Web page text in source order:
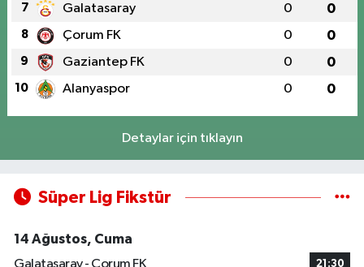
7 Galatasaray 0 0
8 Çorum FK 0 0
9 Gaziantep FK 0 0
10 Alanyaspor 0 0
Detaylar için tıklayın
Süper Lig Fikstür
14 Ağustos, Cuma
21:30